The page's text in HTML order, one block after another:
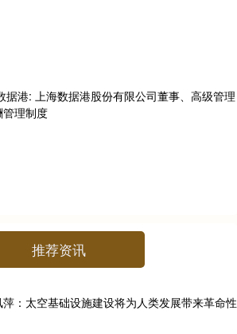
据港: 上海数据港股份有限公司董事、高级管理
管理制度
推荐资讯
：太空基础设施建设将为人类发展带来革命性